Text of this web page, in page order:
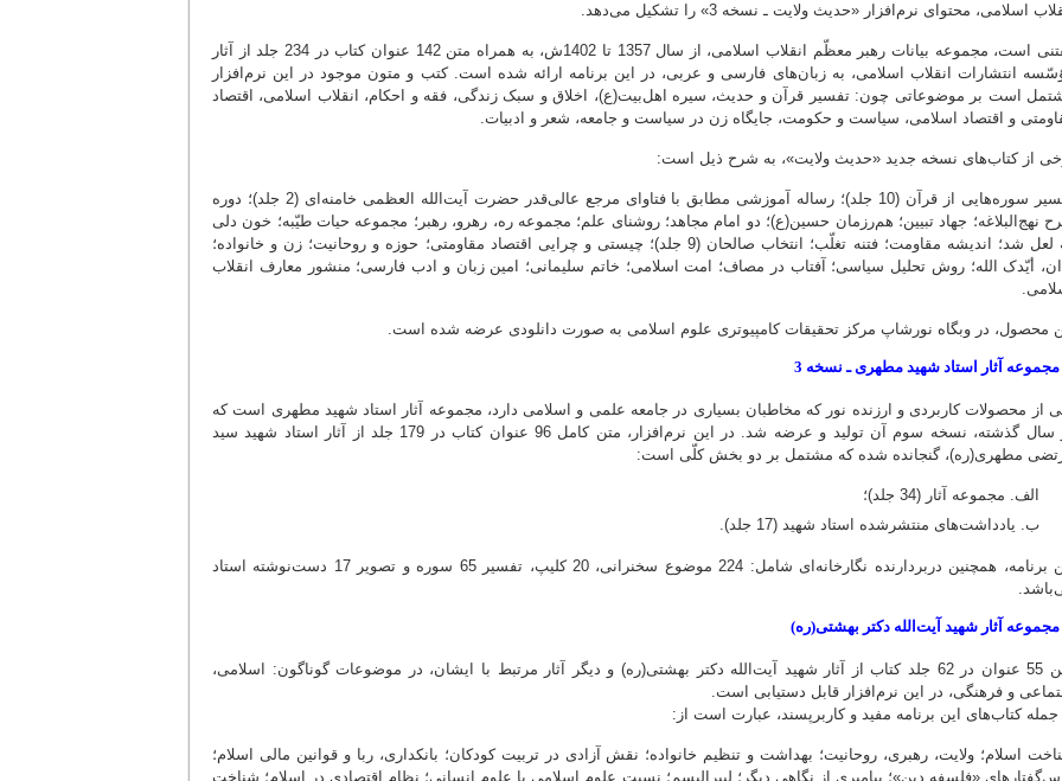
اسلامی، محتوای نرم‌افزار «حدیث ولایت ـ نسخه 3» را تشکیل می‌دهد.
گفتنی است، مجموعه بیانات رهبر معظّم انقلاب اسلامی، از سال 1357 تا 1402ش، به همراه متن 142 عنوان کتاب در 234 جلد از آثار
انتشارات انقلاب اسلامی، به زبان‌های فارسی و عربی، در این برنامه ارائه شده است. کتب و متون موجود در این نرم‌افزار
است بر موضوعاتی چون: تفسیر قرآن و حدیث، سیره اهل‌بیت(ع)، اخلاق و سبک زندگی، فقه و احکام، انقلاب اسلامی، اقتصاد
و اقتصاد اسلامی، سیاست و حکومت، جایگاه زن در سیاست و جامعه، شعر و ادبیات.
از کتاب‌های نسخه جدید «حدیث ولایت»، به شرح ذیل است:
تفسیر سوره‌هایی از قرآن (10 جلد)؛ رساله آموزشی مطابق با فتاوای مرجع عالی‌قدر حضرت آیت‌الله العظمی خامنه‌ای (2 جلد)؛ دوره‌
نهج‌البلاغه؛ جهاد تبیین؛ هم‌رزمان حسین(ع)؛ دو امام مجاهد؛ روشنای علم؛ مجموعه ره، رهرو، رهبر؛ مجموعه‌ حیات طیّبه؛ خون دلی
که لعل شد؛ اندیشه‌ مقاومت؛ فتنه‌ تغلّب؛ انتخاب صالحان (9 جلد)؛ چیستی و چرایی اقتصاد مقاومتی؛ حوزه و روحانیت؛ زن و خانواده؛
أیّدک الله؛ روش تحلیل سیاسی؛ آفتاب در مصاف؛ امت اسلامی؛ خاتم سلیمانی؛ امین زبان و ادب فارسی؛ منشور معارف انقلاب
محصول، در وبگاه نورشاپ مرکز تحقیقات کامپیوتری علوم اسلامی به صورت دانلودی عرضه شده است.
از محصولات کاربردی و ارزنده نور که مخاطبان بسیاری در جامعه علمی و اسلامی دارد، مجموعه آثار استاد شهید مطهری است که
در سال گذشته، نسخه سوم آن تولید و عرضه شد. در این نرم‌افزار، متن کامل 96 عنوان کتاب در 179 جلد از آثار استاد شهید سید
مطهری(ره)، گنجانده شده که مشتمل بر دو بخش کلّی است:
الف. مجموعه آثار (34 جلد)؛
ب. یادداشت‌های منتشرشده استاد شهید (17 جلد).
این برنامه، همچنین دربردارنده نگارخانه‌ای شامل: 224 موضوع سخنرانی، 20 کلیپ، تفسیر 65 سوره و تصویر 17 دست‌نوشته استاد
متن 55 عنوان در 62 جلد کتاب از آثار شهید آیت‌الله دکتر بهشتی(ره) و دیگر آثار مرتبط با ایشان، در موضوعات گوناگون: اسلامی،
و فرهنگی، در این نرم‌افزار قابل دستیابی است.
جمله کتاب‌های این برنامه مفید و کاربرپسند، عبارت است از:
اسلام؛ ولایت، رهبری، روحانیت؛ بهداشت و تنظیم خانواده؛ نقش آزادی در تربیت کودکان؛ بانکداری، ربا و قوانین مالی اسلام؛
«فلسفه دین»؛ پیامبری از نگاهی دیگر؛ لیبرالیسم؛ نسبت علوم اسلامی با علوم انسانی؛ نظام اقتصادی در اسلام؛ شناخت